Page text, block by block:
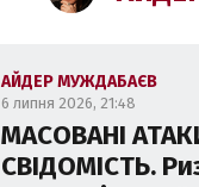
АЙДЕР МУЖДАБАЄВ
6 липня 2026, 21:48
МАСОВАНІ
СВІДОМІСТЬ.